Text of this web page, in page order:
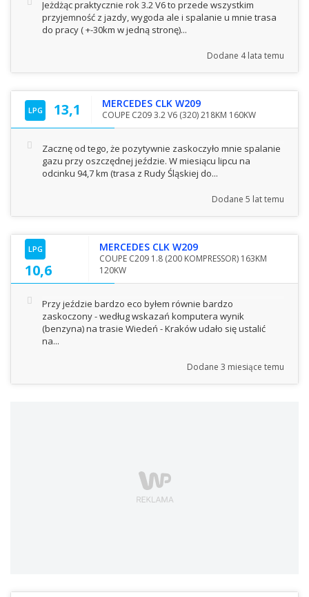
Jeżdżąc praktycznie rok 3.2 V6 to przede wszystkim
przyjemność z jazdy, wygoda ale i spalanie u mnie trasa
do pracy ( +-30km w jedną stronę)...
Dodane 4 lata temu
LPG 13,1 MERCEDES CLK W209
COUPE C209 3.2 V6 (320) 218KM 160KW
Zacznę od tego, że pozytywnie zaskoczyło mnie spalanie
gazu przy oszczędnej jeździe. W miesiącu lipcu na
odcinku 94,7 km (trasa z Rudy Śląskiej do...
Dodane 5 lat temu
LPG
10,6
MERCEDES CLK W209
COUPE C209 1.8 (200 KOMPRESSOR) 163KM
120KW
Przy jeździe bardzo eco byłem równie bardzo
zaskoczony - według wskazań komputera wynik
(benzyna) na trasie Wiedeń - Kraków udało się ustalić
na...
Dodane 3 miesiące temu